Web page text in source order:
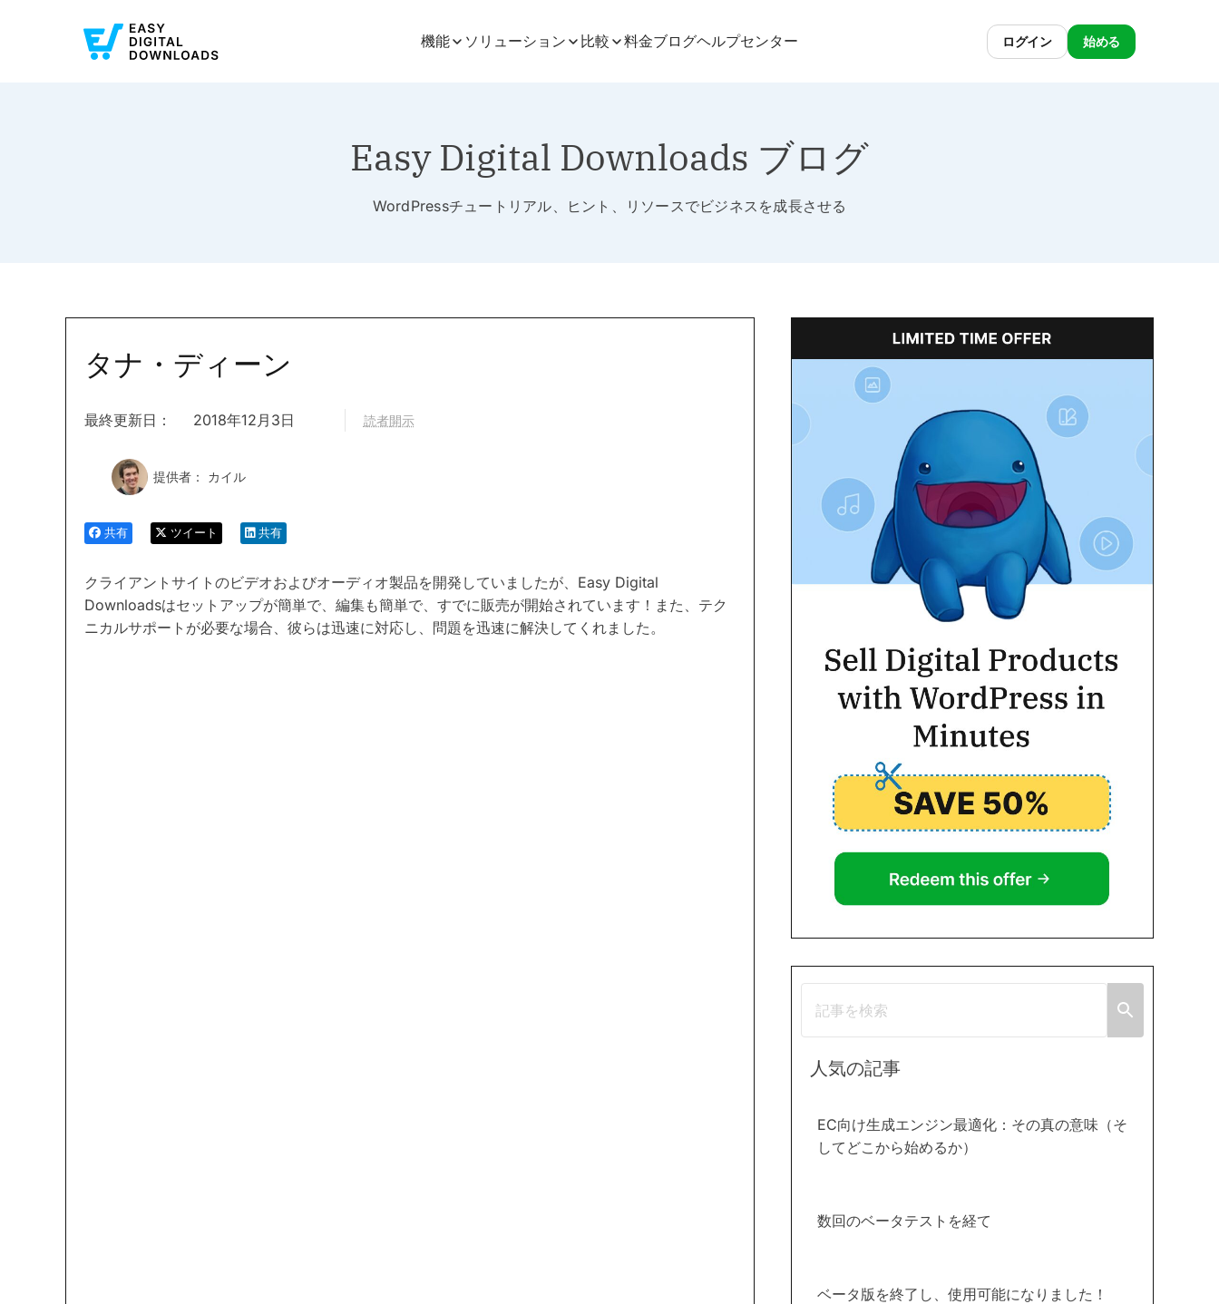
機能 ソリューション 比較 料金ブログヘルプセンター ログイン 始める
Easy Digital Downloads ブログ
WordPressチュートリアル、ヒント、リソースでビジネスを成長させる
タナ・ディーン
最終更新日： 2018年12月3日 読者開示
提供者： カイル
共有 ツイート 共有
クライアントサイトのビデオおよびオーディオ製品を開発していましたが、Easy Digital
Downloadsはセットアップが簡単で、編集も簡単で、すでに販売が開始されています！また、テク
ニカルサポートが必要な場合、彼らは迅速に対応し、問題を迅速に解決してくれました。
人気の記事
EC向け生成エンジン最適化：その真の意味（そ
してどこから始めるか）
数回のベータテストを経て
ベータ版を終了し、使用可能になりました！